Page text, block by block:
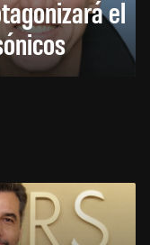
el